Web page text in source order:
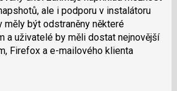
ale i podporu v instalátoru
měly být odstraněny některé
a uživatelé by měli dostat nejnovější
Firefox a e-mailového klienta